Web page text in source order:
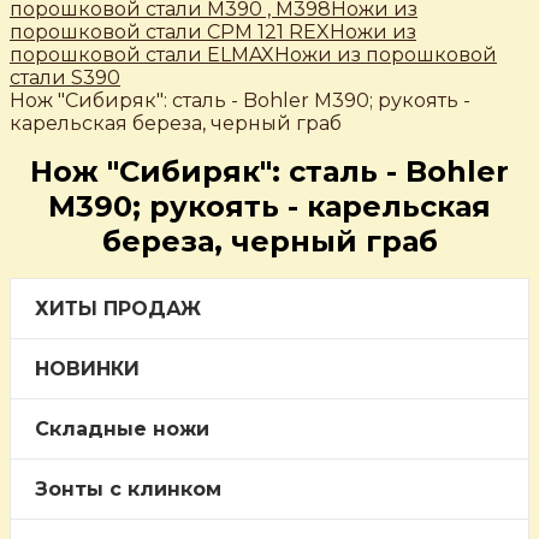
порошковой стали М390 , М398Ножи из
порошковой стали CPM 121 REXНожи из
порошковой стали ELMAXНожи из порошковой
стали S390
Нож "Сибиряк": сталь - Bohler М390; рукоять -
карельская береза, черный граб
Нож "Сибиряк": сталь - Bohler
М390; рукоять - карельская
береза, черный граб
ХИТЫ ПРОДАЖ
НОВИНКИ
Складные ножи
Зонты с клинком